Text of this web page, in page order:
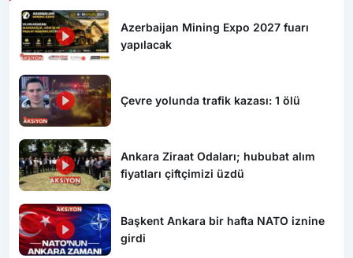
Azerbaijan Mining Expo 2027 fuarı
yapılacak
Çevre yolunda trafik kazası: 1 ölü
Ankara Ziraat Odaları; hububat alım
fiyatları çiftçimizi üzdü
Başkent Ankara bir hafta NATO iznine
girdi